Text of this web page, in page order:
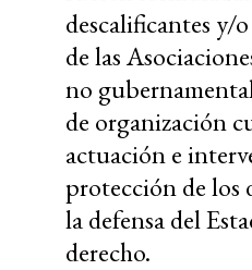
descalificantes y/
de las
no
de organización
actuación e
protección de los
la defensa del
derecho.